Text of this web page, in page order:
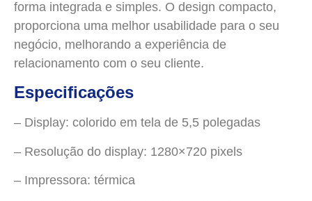
forma integrada e simples. O design compacto,
proporciona uma melhor usabilidade para o seu
negócio, melhorando a experiência de
relacionamento com o seu cliente.
Especificações
– Display: colorido em tela de 5,5 polegadas
– Resolução do display: 1280×720 pixels
– Impressora: térmica